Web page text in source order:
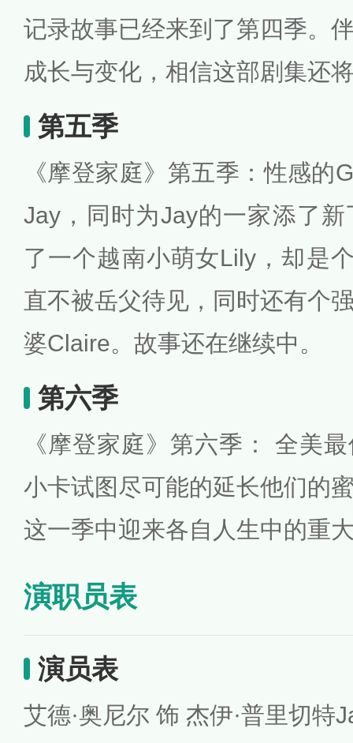
记录故事已经来到了第四季。
成长与变化，相信这部剧集还
第五季
《摩登家庭》第五季：性感的
Jay，同时为Jay的一家添了
了一个越南小萌女Lily，却是
直不被岳父待见，同时还有个
婆Claire。故事还在继续中。
第六季
《摩登家庭》第六季： 全美
小卡试图尽可能的延长他们的
这一季中迎来各自人生中的重
演职员表
演员表
艾德·奥尼尔 饰 杰伊·普里切特